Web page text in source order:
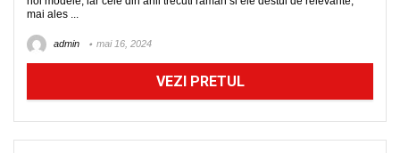
mai ales ...
admin mai 16, 2024
VEZI PRETUL